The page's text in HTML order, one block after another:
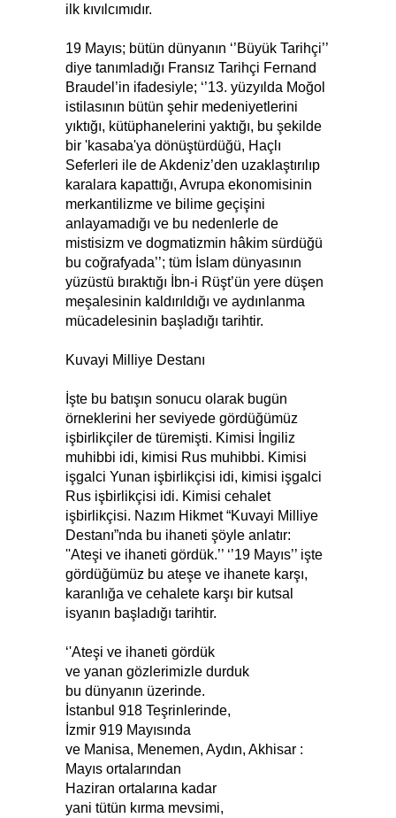
ilk kıvılcımıdır.
19 Mayıs; bütün dünyanın ‘’Büyük Tarihçi’’
diye tanımladığı Fransız Tarihçi Fernand
Braudel’in ifadesiyle; ‘’13. yüzyılda Moğol
istilasının bütün şehir medeniyetlerini
yıktığı, kütüphanelerini yaktığı, bu şekilde
bir 'kasaba'ya dönüştürdüğü, Haçlı
Seferleri ile de Akdeniz’den uzaklaştırılıp
karalara kapattığı, Avrupa ekonomisinin
merkantilizme ve bilime geçişini
anlayamadığı ve bu nedenlerle de
mistisizm ve dogmatizmin hâkim sürdüğü
bu coğrafyada’’; tüm İslam dünyasının
yüzüstü bıraktığı İbn-i Rüşt’ün yere düşen
meşalesinin kaldırıldığı ve aydınlanma
mücadelesinin başladığı tarihtir.
Kuvayi Milliye Destanı
İşte bu batışın sonucu olarak bugün
örneklerini her seviyede gördüğümüz
işbirlikçiler de türemişti. Kimisi İngiliz
muhibbi idi, kimisi Rus muhibbi. Kimisi
işgalci Yunan işbirlikçisi idi, kimisi işgalci
Rus işbirlikçisi idi. Kimisi cehalet
işbirlikçisi. Nazım Hikmet “Kuvayi Milliye
Destanı”nda bu ihaneti şöyle anlatır:
''Ateşi ve ihaneti gördük.’’ ‘’19 Mayıs’’ işte
gördüğümüz bu ateşe ve ihanete karşı,
karanlığa ve cehalete karşı bir kutsal
isyanın başladığı tarihtir.
‘'Ateşi ve ihaneti gördük
ve yanan gözlerimizle durduk
bu dünyanın üzerinde.
İstanbul 918 Teşrinlerinde,
İzmir 919 Mayısında
ve Manisa, Menemen, Aydın, Akhisar :
Mayıs ortalarından
Haziran ortalarına kadar
yani tütün kırma mevsimi,